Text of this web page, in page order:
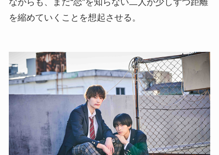
ながらも、まだ“恋”を知らない二人が少しずつ距離
を縮めていくことを想起させる。